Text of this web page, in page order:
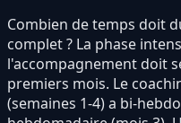
Combien de temps doit
complet ? La phase
l'accompagnement doit
premiers mois. Le
(semaines 1-4) a bi-